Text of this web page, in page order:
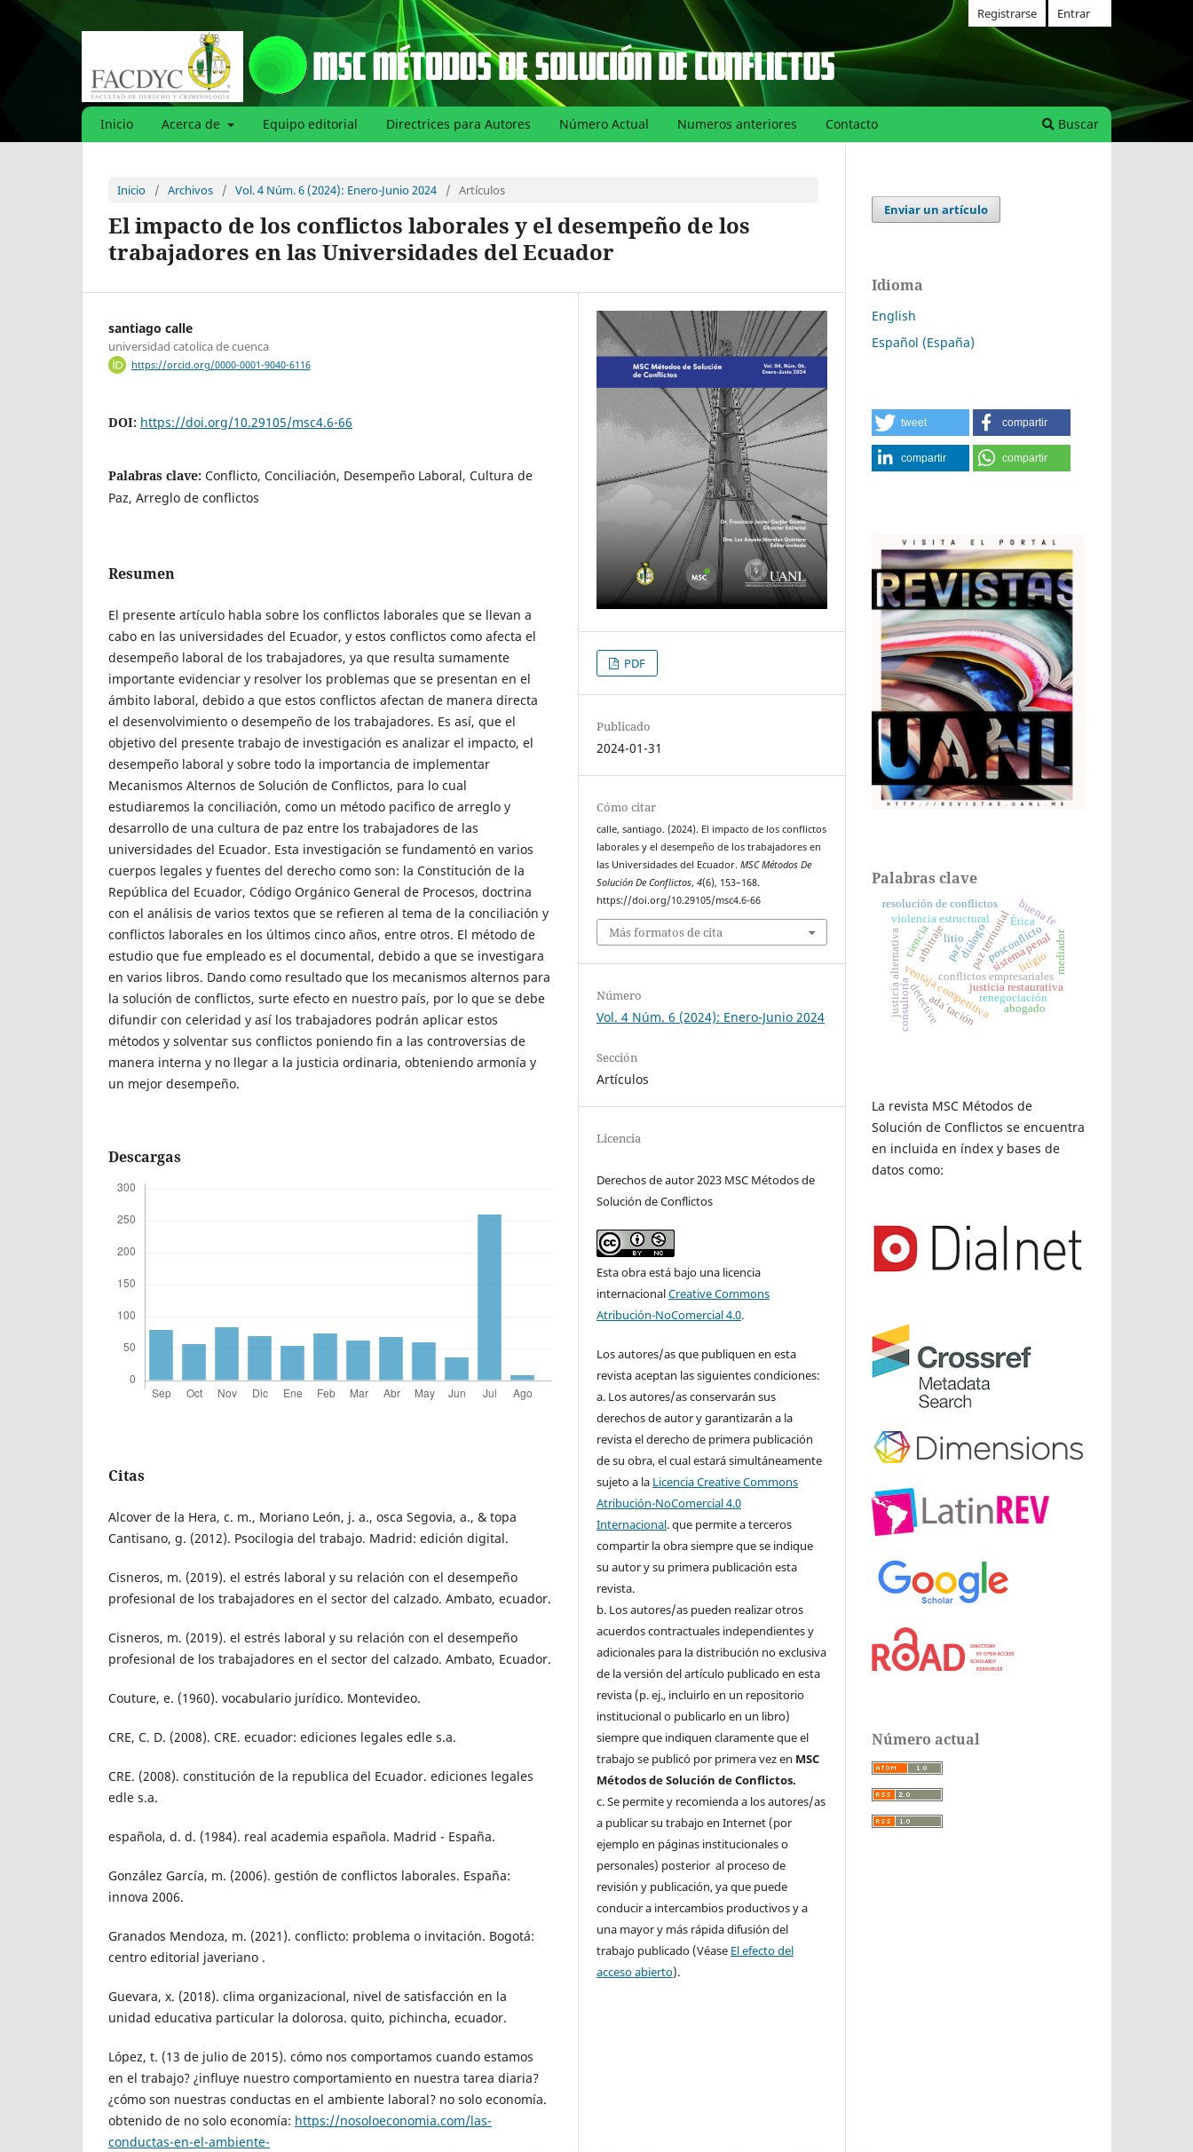
Inicio Acerca de Equipo editorial Directrices para Autores Número Actual Numeros anteriores Contacto Buscar
Registrarse Entrar
Inicio / Archivos / Vol. 4 Núm. 6 (2024): Enero-Junio 2024 / Artículos
El impacto de los conflictos laborales y el desempeño de los
trabajadores en las Universidades del Ecuador
santiago calle
universidad catolica de cuenca
https://orcid.org/0000-0001-9040-6116
DOI: https://doi.org/10.29105/msc4.6-66
Palabras clave: Conflicto, Conciliación, Desempeño Laboral, Cultura de
Paz, Arreglo de conflictos
Resumen
El presente artículo habla sobre los conflictos laborales que se llevan a
cabo en las universidades del Ecuador, y estos conflictos como afecta el
desempeño laboral de los trabajadores, ya que resulta sumamente
importante evidenciar y resolver los problemas que se presentan en el
ámbito laboral, debido a que estos conflictos afectan de manera directa
el desenvolvimiento o desempeño de los trabajadores. Es así, que el
objetivo del presente trabajo de investigación es analizar el impacto, el
desempeño laboral y sobre todo la importancia de implementar
Mecanismos Alternos de Solución de Conflictos, para lo cual
estudiaremos la conciliación, como un método pacifico de arreglo y
desarrollo de una cultura de paz entre los trabajadores de las
universidades del Ecuador. Esta investigación se fundamentó en varios
cuerpos legales y fuentes del derecho como son: la Constitución de la
República del Ecuador, Código Orgánico General de Procesos, doctrina
con el análisis de varios textos que se refieren al tema de la conciliación y
conflictos laborales en los últimos cinco años, entre otros. El método de
estudio que fue empleado es el documental, debido a que se investigara
en varios libros. Dando como resultado que los mecanismos alternos para
la solución de conflictos, surte efecto en nuestro país, por lo que se debe
difundir con celeridad y así los trabajadores podrán aplicar estos
métodos y solventar sus conflictos poniendo fin a las controversias de
manera interna y no llegar a la justicia ordinaria, obteniendo armonía y
un mejor desempeño.
Descargas
Citas
Alcover de la Hera, c. m., Moriano León, j. a., osca Segovia, a., & topa
Cantisano, g. (2012). Psocilogia del trabajo. Madrid: edición digital.
Cisneros, m. (2019). el estrés laboral y su relación con el desempeño
profesional de los trabajadores en el sector del calzado. Ambato, ecuador.
Cisneros, m. (2019). el estrés laboral y su relación con el desempeño
profesional de los trabajadores en el sector del calzado. Ambato, Ecuador.
Couture, e. (1960). vocabulario jurídico. Montevideo.
CRE, C. D. (2008). CRE. ecuador: ediciones legales edle s.a.
CRE. (2008). constitución de la republica del Ecuador. ediciones legales
edle s.a.
española, d. d. (1984). real academia española. Madrid - España.
González García, m. (2006). gestión de conflictos laborales. España:
innova 2006.
Granados Mendoza, m. (2021). conflicto: problema o invitación. Bogotá:
centro editorial javeriano .
Guevara, x. (2018). clima organizacional, nivel de satisfacción en la
unidad educativa particular la dolorosa. quito, pichincha, ecuador.
López, t. (13 de julio de 2015). cómo nos comportamos cuando estamos
en el trabajo? ¿influye nuestro comportamiento en nuestra tarea diaria?
¿cómo son nuestras conductas en el ambiente laboral? no solo economía.
obtenido de no solo economía: https://nosoloeconomia.com/las-
conductas-en-el-ambiente-
PDF
Publicado
2024-01-31
Cómo citar
calle, santiago. (2024). El impacto de los conflictos
laborales y el desempeño de los trabajadores en
las Universidades del Ecuador.MSC Métodos De
Solución De Conflictos,4(6), 153–168.
https://doi.org/10.29105/msc4.6-66
Más formatos de cita
Número
Vol. 4 Núm. 6 (2024): Enero-Junio 2024
Sección
Artículos
Licencia
Derechos de autor 2023 MSC Métodos de
Solución de Conflictos
Esta obra está bajo una licencia
internacionalCreative Commons
Atribución-NoComercial 4.0.
Los autores/as que publiquen en esta
revista aceptan las siguientes condiciones:
a. Los autores/as conservarán sus
derechos de autor y garantizarán a la
revista el derecho de primera publicación
de su obra, el cual estará simultáneamente
sujeto a la Licencia Creative Commons
Atribución-NoComercial 4.0
Internacional. que permite a terceros
compartir la obra siempre que se indique
su autor y su primera publicación esta
revista.
b. Los autores/as pueden realizar otros
acuerdos contractuales independientes y
adicionales para la distribución no exclusiva
de la versión del artículo publicado en esta
revista (p. ej., incluirlo en un repositorio
institucional o publicarlo en un libro)
siempre que indiquen claramente que el
trabajo se publicó por primera vez en MSC
Métodos de Solución de Conflictos.
c. Se permite y recomienda a los autores/as
a publicar su trabajo en Internet (por
ejemplo en páginas institucionales o
personales) posterior al proceso de
revisión y publicación, ya que puede
conducir a intercambios productivos y a
una mayor y más rápida difusión del
trabajo publicado (Véase El efecto del
acceso abierto).
Enviar un artículo
Idioma
English
Español (España)
tweet compartir
compartir compartir
Palabras clave
arbitraje
conflictos empresariales
ventaja competitiva
violencia estructuralpaz territorial
posconflicto
resolución de conflictos
Ética
diálogo
justicia restaurativa
justicia alternativa sistema penal
litio
detective renegociación
buena fe
ada´tación
paz mediador
abogado
consultoría
litigio
ciencia
La revista MSC Métodos de
Solución de Conflictos se encuentra
en incluida en índex y bases de
datos como:
Número actual